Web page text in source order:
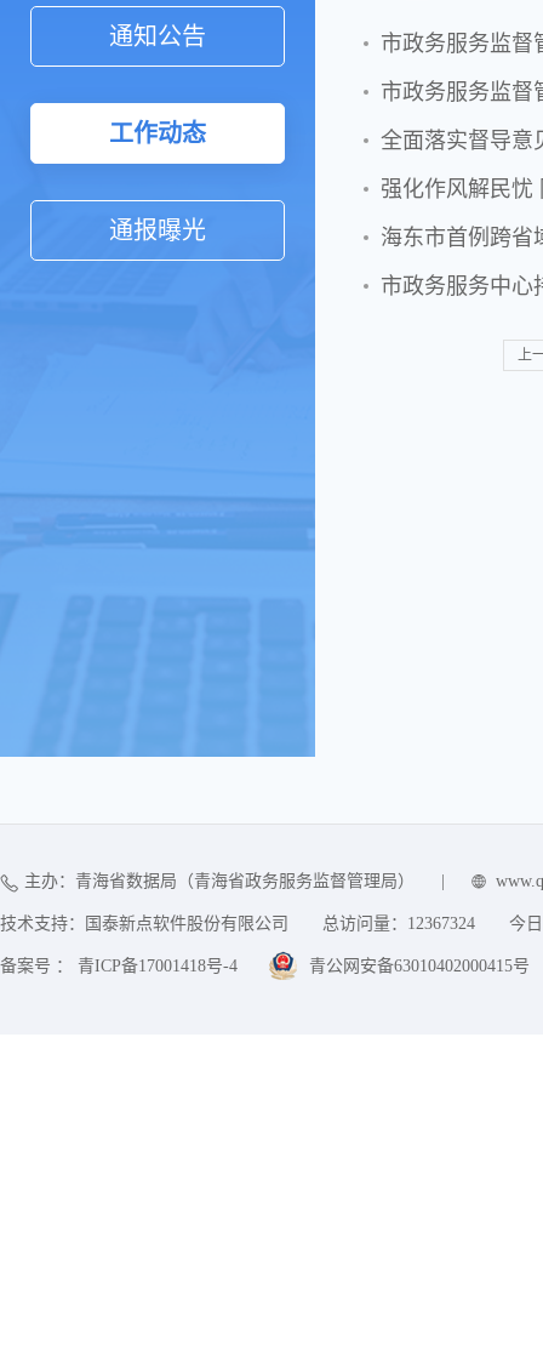
通知公告
工作动态
通报曝光
市政务服务监督
市政务服务监督
全面落实督导意
强化作风解民忧
海东市首例跨省
市政务服务中心
上
主办：青海省数据局（青海省政务服务监督管理局）
技术支持：国泰新点软件股份有限公司 总访问量： 12367324 今
备案号 ： 青ICP备17001418号-4 青公网安备63010402000415号